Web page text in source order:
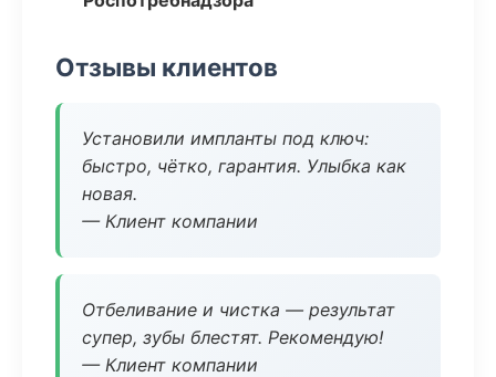
Отзывы клиентов
Установили импланты под ключ:
быстро, чётко, гарантия. Улыбка как
новая.
— Клиент компании
Отбеливание и чистка — результат
супер, зубы блестят. Рекомендую!
— Клиент компании